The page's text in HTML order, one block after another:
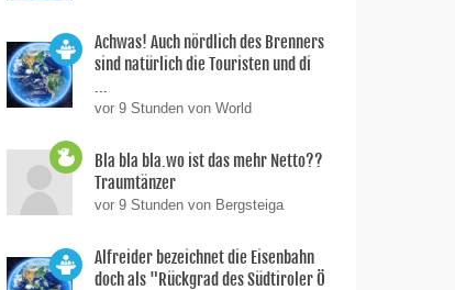
Achwas! Auch nördlich des Brenners
sind natürlich die Touristen und di
...
vor 9 Stunden von World
Bla bla bla.wo ist das mehr Netto??
Traumtänzer
vor 9 Stunden von Bergsteiga
Alfreider bezeichnet die Eisenbahn
doch als "Rückgrad des Südtiroler Ö